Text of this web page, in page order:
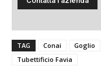
TAG Conai Goglio
Tubettificio Favia